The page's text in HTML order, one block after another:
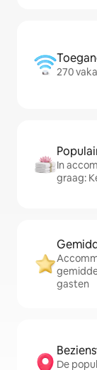
270
In
graag:
gasten
De